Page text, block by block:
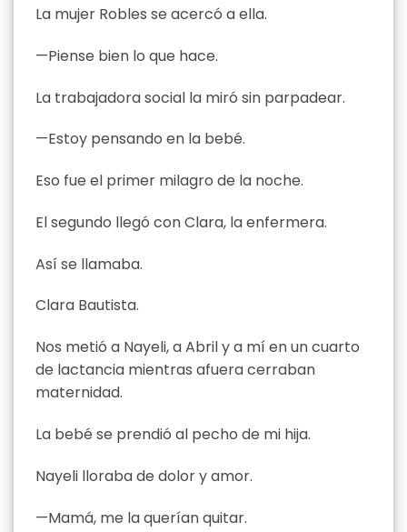
La mujer Robles se acercó a ella.
—Piense bien lo que hace.
La trabajadora social la miró sin parpadear.
—Estoy pensando en la bebé.
Eso fue el primer milagro de la noche.
El segundo llegó con Clara, la enfermera.
Así se llamaba.
Clara Bautista.
Nos metió a Nayeli, a Abril y a mí en un cuarto
de lactancia mientras afuera cerraban
maternidad.
La bebé se prendió al pecho de mi hija.
Nayeli lloraba de dolor y amor.
—Mamá, me la querían quitar.